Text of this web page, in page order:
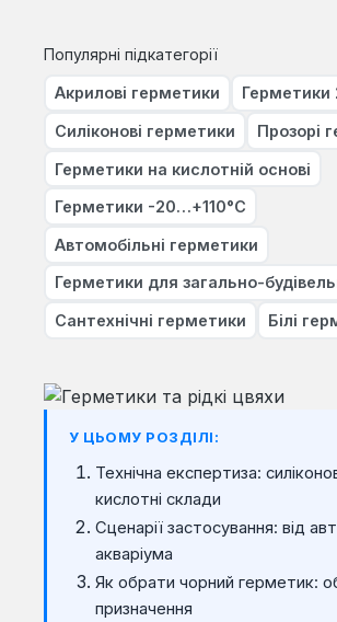
Популярні підкатегорії
Акрилові герметики
Силіконові герметики Прозорі
Герметики на кислотній основі
Герметики -20…+110°C
Автомобільні герметики
Герметики для загально-
Сантехнічні герметики Білі
У ЦЬОМУ РОЗДІЛІ:
Технічна експертиза:
кислотні склади
Сценарії застосування: від
акваріума
Як обрати чорний герметик:
призначення